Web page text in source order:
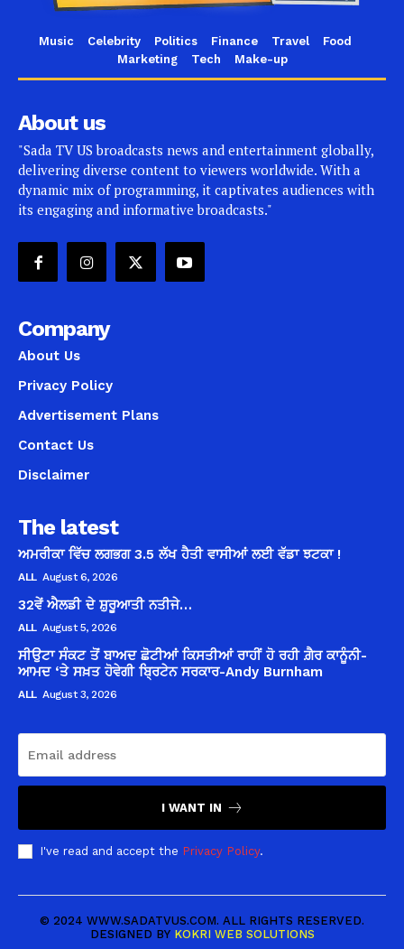
Music Celebrity Politics Finance Travel
Food
Marketing
Tech Make-up
About us
"Sada TV US broadcasts news and entertainment globally,
delivering diverse content to viewers worldwide. With a
dynamic mix of programming, it captivates audiences with
its engaging and informative broadcasts."
Company
About Us
Privacy Policy
Advertisement Plans
Contact Us
Disclaimer
The latest
ਅਮਰੀਕਾ ਵਿੱਚ ਲਗਭਗ 3.5 ਲੱਖ ਹੈਤੀ ਵਾਸੀਆਂ ਲਈ ਵੱਡਾ ਝਟਕਾ !
ALL August 6, 2026
32ਵੇਂ ਐਲਡੀ ਦੇ ਸ਼ੁਰੂਆਤੀ ਨਤੀਜੇ…
ALL August 5, 2026
ਸੀਉਟਾ ਸੰਕਟ ਤੋਂ ਬਾਅਦ ਛੋਟੀਆਂ ਕਿਸਤੀਆਂ ਰਾਹੀਂ ਹੋ ਰਹੀ ਗ਼ੈਰ ਕਾਨੂੰਨੀ-
ਆਮਦ ‘ਤੇ ਸਖ਼ਤ ਹੋਵੇਗੀ ਬ੍ਰਿਟੇਨ ਸਰਕਾਰ-Andy Burnham
ALL August 3, 2026
I WANT IN
I've read and accept the Privacy Policy.
© 2024 WWW.SADATVUS.COM. ALL RIGHTS RESERVED.
DESIGNED BY KOKRI WEB SOLUTIONS